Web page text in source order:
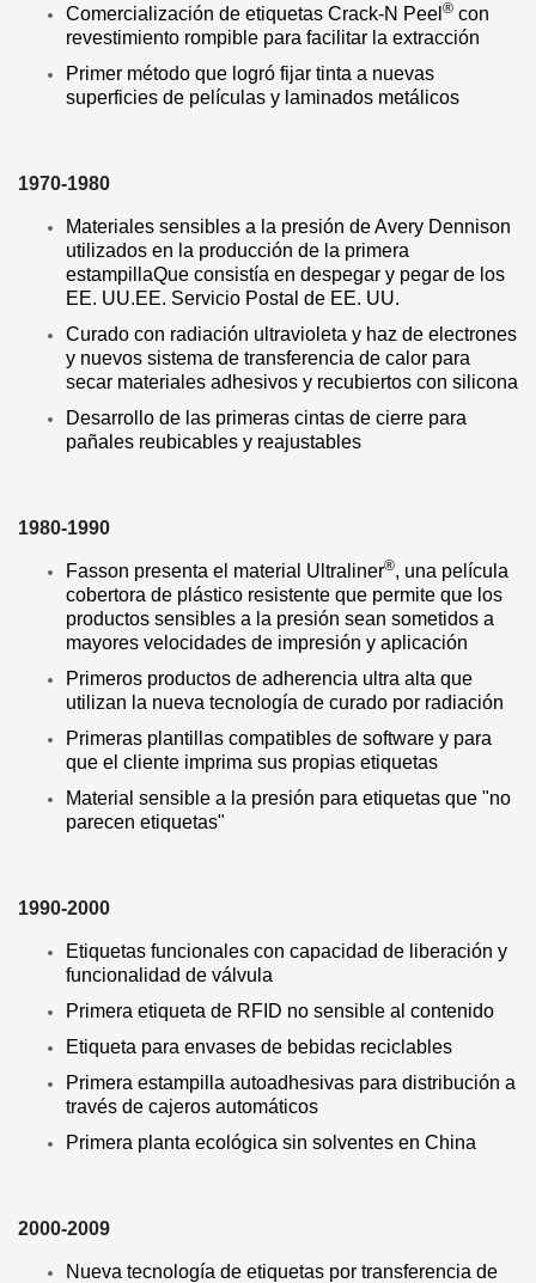
Comercialización de etiquetas Crack-N Peel ® con
revestimiento rompible para facilitar la extracción
Primer método que logró fijar tinta a nuevas
superficies de películas y laminados metálicos
1970-1980
Materiales sensibles a la presión de Avery Dennison
utilizados en la producción de la primera
estampillaQue consistía en despegar y pegar de los
EE. UU.EE. Servicio Postal de EE. UU.
Curado con radiación ultravioleta y haz de electrones
y nuevos sistema de transferencia de calor para
secar materiales adhesivos y recubiertos con silicona
Desarrollo de las primeras cintas de cierre para
pañales reubicables y reajustables
1980-1990
Fasson presenta el material Ultraliner®, una película
cobertora de plástico resistente que permite que los
productos sensibles a la presión sean sometidos a
mayores velocidades de impresión y aplicación
Primeros productos de adherencia ultra alta que
utilizan la nueva tecnología de curado por radiación
Primeras plantillas compatibles de software y para
que el cliente imprima sus propias etiquetas
Material sensible a la presión para etiquetas que "no
parecen etiquetas"
1990-2000
Etiquetas funcionales con capacidad de liberación y
funcionalidad de válvula
Primera etiqueta de RFID no sensible al contenido
Etiqueta para envases de bebidas reciclables
Primera estampilla autoadhesivas para distribución a
través de cajeros automáticos
Primera planta ecológica sin solventes en China
2000-2009
Nueva tecnología de etiquetas por transferencia de